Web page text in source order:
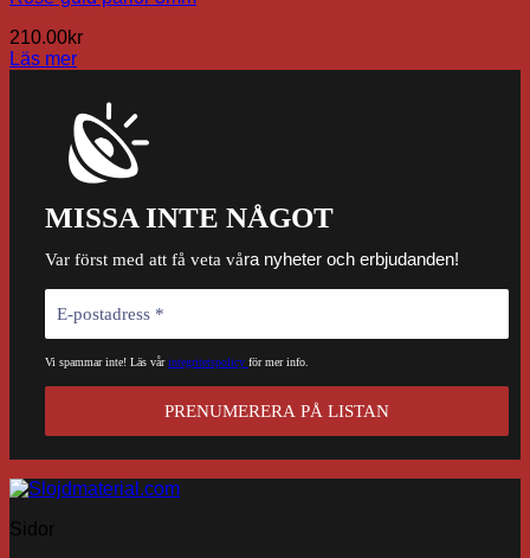
210.00kr
Läs mer
MISSA INTE NÅGOT
Var först med att få veta våra nyheter och erbjudanden!
Vi spammar inte! Läs vårintegritetspolicy för mer info.
Sidor